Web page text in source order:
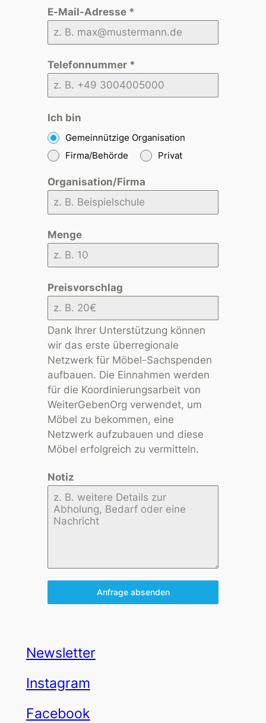
E-Mail-Adresse *
Telefonnummer *
Ich bin
Gemeinnützige Organisation
Firma/Behörde
Privat
Organisation/Firma
Menge
Preisvorschlag
Dank Ihrer Unterstützung können
wir das erste überregionale
Netzwerk für Möbel-Sachspenden
aufbauen. Die Einnahmen werden
für die Koordinierungsarbeit von
WeiterGebenOrg verwendet, um
Möbel zu bekommen, eine
Netzwerk aufzubauen und diese
Möbel erfolgreich zu vermitteln.
Notiz
Anfrage absenden
Newsletter
Instagram
Facebook